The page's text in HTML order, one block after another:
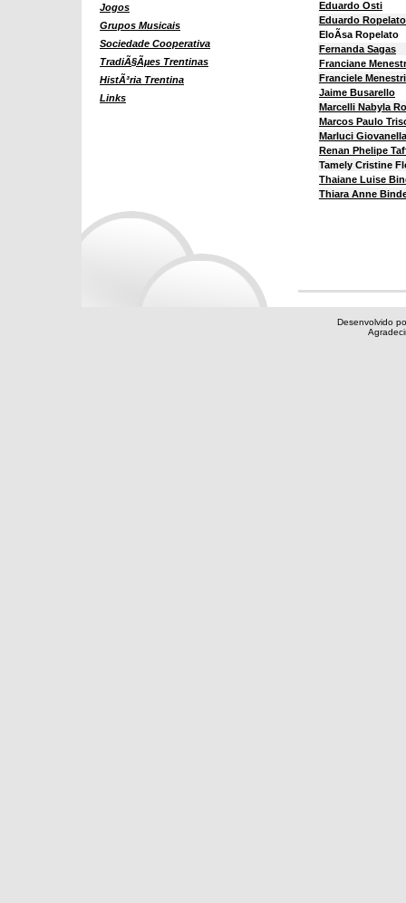
Jogos
Grupos Musicais
Sociedade Cooperativa
TradiÃ§Ãµes Trentinas
HistÃ³ria Trentina
Links
Eduardo Osti
Eduardo Ropelato
EloÃ­sa Ropelato
Fernanda Sagas
Franciane
Franciele
Jaime Busarello
Marcelli Nabyla
Marcos Paulo
Marluci Giovanella
Renan Phelipe
Tamely Cristine
Thaiane Luise
Thiara Anne
Desenvolvido